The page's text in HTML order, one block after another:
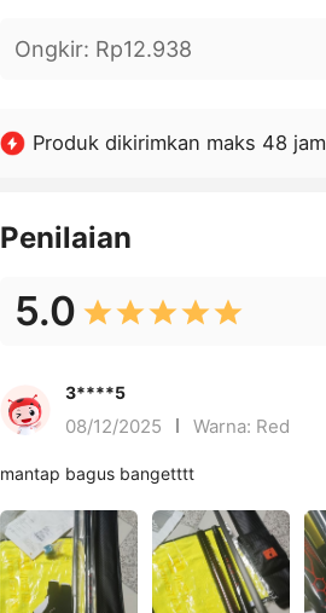
Ongkir: Rp12.938
Produk dikirimkan maks 48 jam
Penilaian
5.0
3****5
08/12/2025 Warna: Red
mantap bagus bangetttt